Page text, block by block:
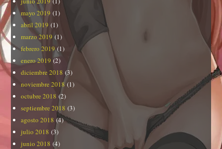
mayo 2019 (1)
abril 2019 (1)
marzo 2019 (1)
febrero 2019(1)
enero 2019 (2)
diciembre 2018 (3)
noviembre 2018 (1)
octubre 2018 (2)
septiembre 2018 (3)
agosto 2018 (4)
julio 2018 (3)
junio 2018 (4)